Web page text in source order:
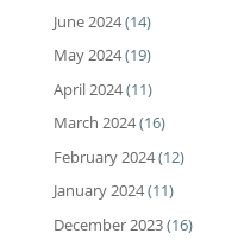
June 2024(14)
May 2024(19)
April 2024(11)
March 2024(16)
February 2024(12)
January 2024(11)
December 2023(16)